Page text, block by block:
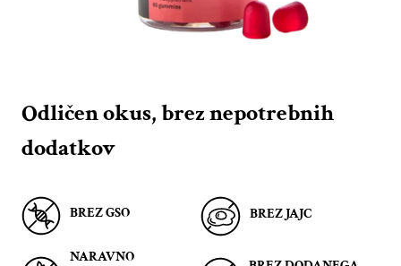
Odličen okus, brez nepotrebnih
dodatkov
BREZ GSO
NARAVNO
BREZ JAJC